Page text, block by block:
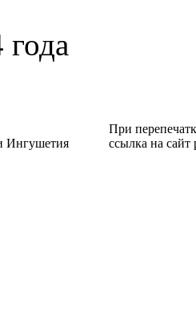
Ингушетия
При
ссылка на сайт